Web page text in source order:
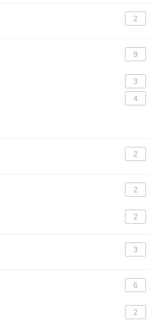
2
9
3
4
2
2
2
3
6
2